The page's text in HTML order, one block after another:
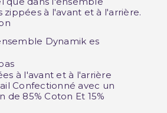
zippées à l'avant et à l'arrière.
Dynamik es
à l'avant et à l'arrière
Confectionné avec un
de 85% Coton Et 15%